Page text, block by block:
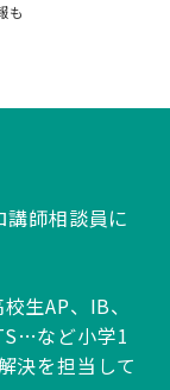
も
師相談員に
生AP、IB、
など小学1
決を担当して